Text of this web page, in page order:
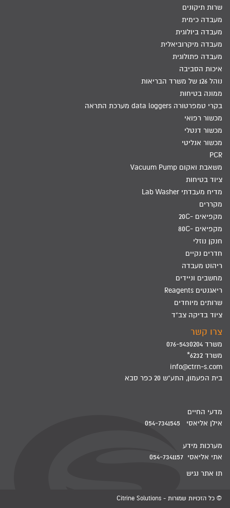
שרות תיקונים
מעבדה כימית
מעבדה ביולוגית
מעבדה מיקרוביאלית
מעבדה פתולוגית
איכות הסביבה
נוהל 126 של משרד הבריאות
ממונה בטיחות
בקרי טמפרטורה data loggers מערכת התראה
מכשור רפואי
מכשור דנטלי
מכשור אנליטי
PCR
משאבת ואקום Vacuum Pump
ציוד בטיחות
מדיח מעבדתי Lab Washer
מקררים
מקפיאים -20C
מקפיאים -80C
חנקן נוזלי
חדרים נקיים
ריהוט מעבדה
מחשבים וניידים
ריאגנטים Reagents
שרותים מיוחדים
ציוד בדיקה צב"ד
צרו קשר
משרד 076-5430204
משרד 6232*
info@ctrn-s.com
בית הפעמון, התע"ש 20 כפר סבא
מדעי החיים
אילן אליאסי 054-7341545
מערכות מידע
אתי אליאסי 054-7341157
תו אתר נגיש
© כל הזכויות שמורות - Citrine Solutions